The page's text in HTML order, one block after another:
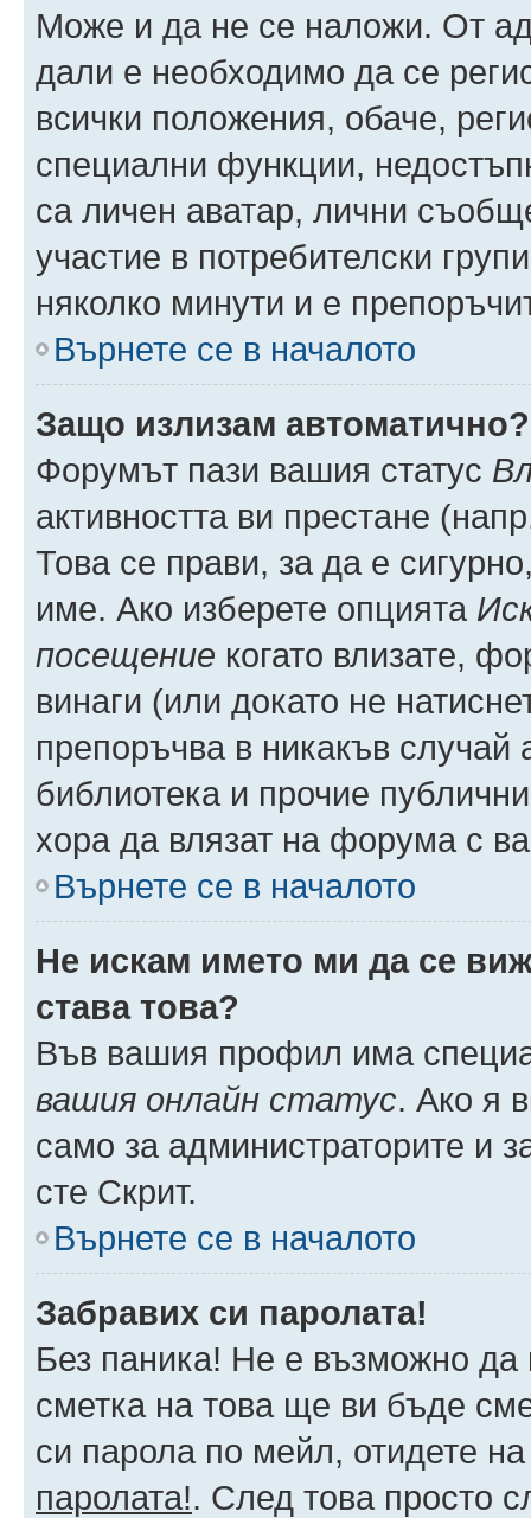
Може и да не се наложи. От
дали е необходимо да се
всички положения, обаче,
специални функции,
са личен аватар, лични
участие в потребителски
няколко минути и е
Върнете се в началото
Защо излизам автоматично?
Форумът пази вашия статус
активността ви престане
Това се прави, за да е
име. Ако изберете опцията
посещение когато влизате,
винаги (или докато не
препоръчва в никакъв случай
библиотека и прочие
хора да влязат на форума с
Върнете се в началото
Не искам името ми да се
става това?
Във вашия профил има
вашия онлайн статус. Ако я
само за администраторите и
сте Скрит.
Върнете се в началото
Забравих си паролата!
Без паника! Не е възможно да
сметка на това ще ви бъде
си парола по мейл, отидете
паролата!. След това просто